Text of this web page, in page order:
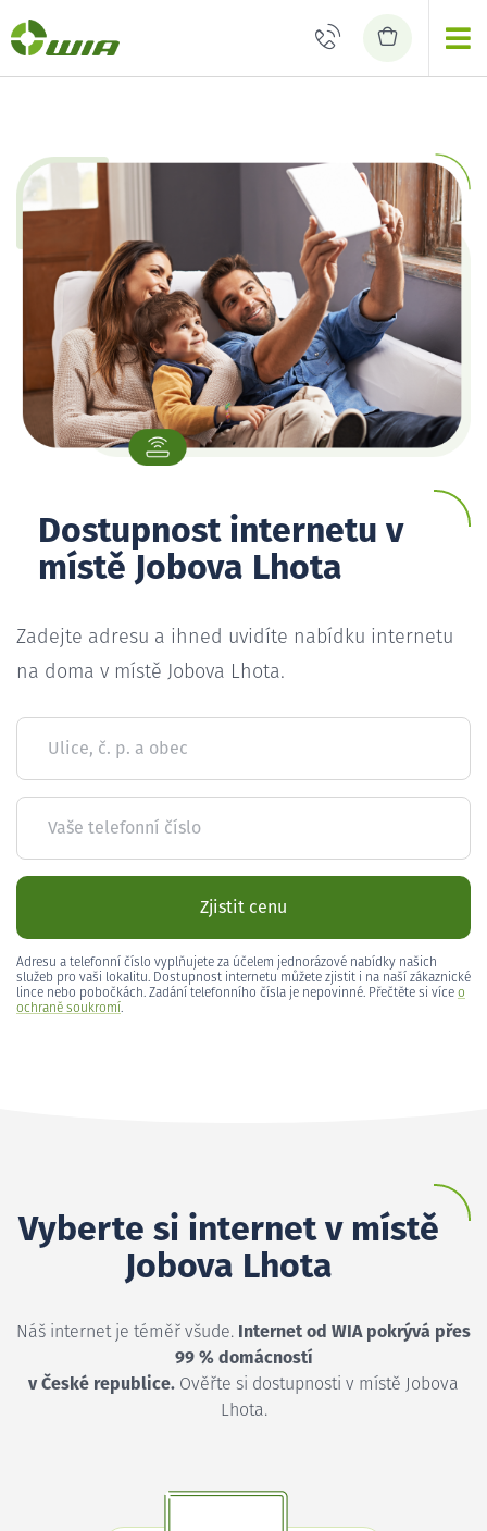
Dostupnost internetu v
místě Jobova Lhota
Zadejte adresu a ihned uvidíte nabídku internetu
na doma v místě Jobova Lhota.
Ulice, č. p. a obec
Vaše telefonní číslo
Zjistit cenu
Adresu a telefonní číslo vyplňujete za účelem jednorázové nabídky našich
služeb pro vaši lokalitu. Dostupnost internetu můžete zjistit i na naší zákaznické
lince nebo pobočkách. Zadání telefonního čísla je nepovinné. Přečtěte si více o
ochraně soukromí.
Vyberte si internet v místě
Jobova Lhota
Náš internet je téměř všude. Internet od WIA pokrývá přes
99 % domácností
v České republice. Ověřte si dostupnosti v místě Jobova
Lhota.